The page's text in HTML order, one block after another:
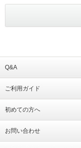
Q&A
ご利用ガイド
初めての方へ
お問い合わせ